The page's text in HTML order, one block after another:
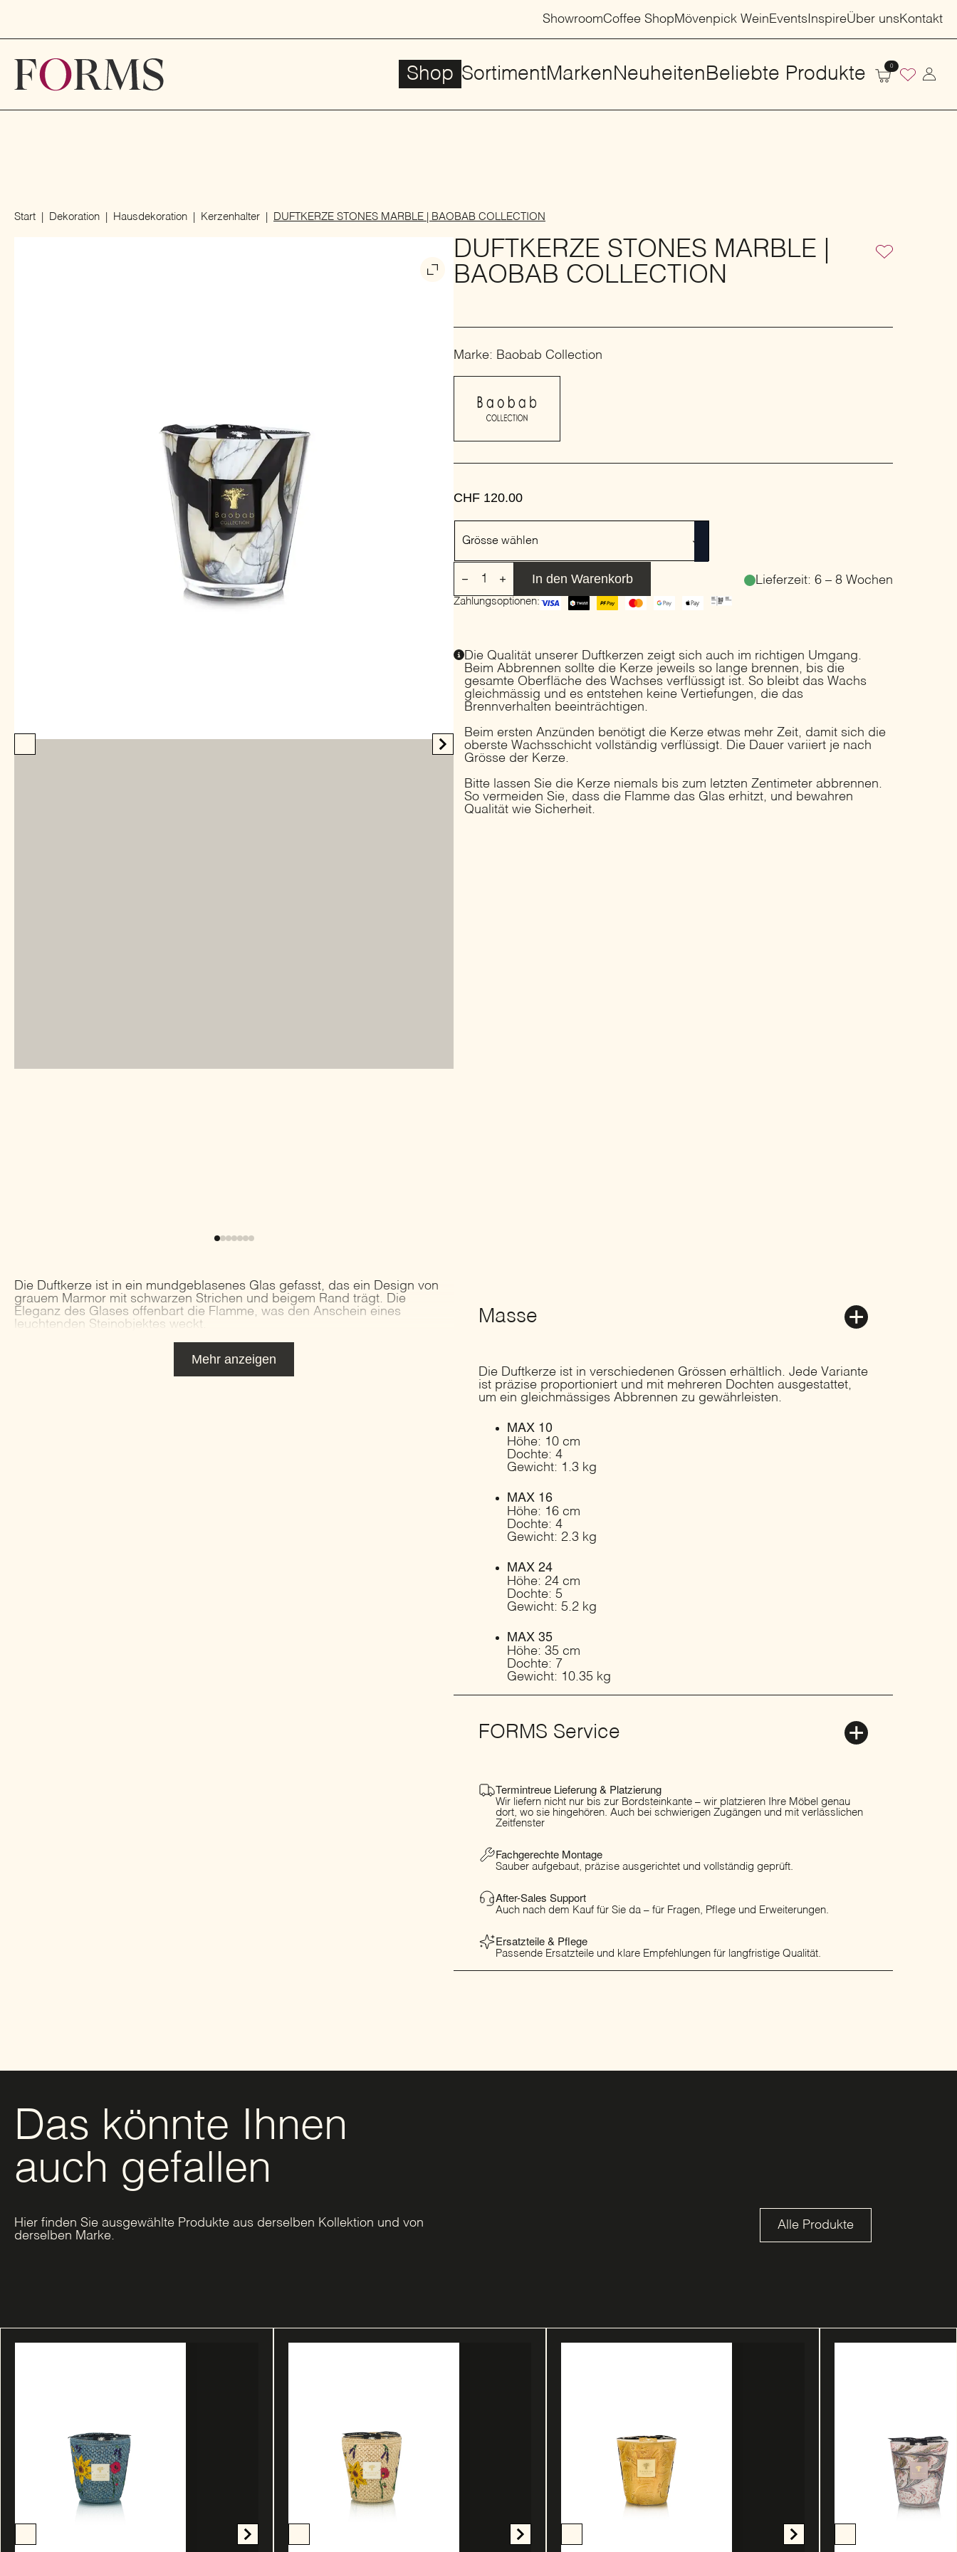
ShowroomCoffee ShopMövenpick WeinEvents InspireÜber unsKontakt
Shop SortimentMarken Neuheiten Beliebte Produkte 0
Start Dekoration Hausdekoration Kerzenhalter DUFTKERZE STONES MARBLE | BAOBAB COLLECTION
DUFTKERZE STONES MARBLE |
BAOBAB COLLECTION
Marke: Baobab Collection
CHF 120.00
Grösse
Grösse wählen
STONES
MARBLE
|
In den Warenkorb Lieferzeit: 6 – 8 Wochen
Zahlungsoptionen:
Die Qualität unserer Duftkerzen zeigt sich auch im richtigen Umgang.
Beim Abbrennen sollte die Kerze jeweils so lange brennen, bis die
gesamte Oberfläche des Wachses verflüssigt ist. So bleibt das Wachs
gleichmässig und es entstehen keine Vertiefungen, die das
Brennverhalten beeinträchtigen.
Beim ersten Anzünden benötigt die Kerze etwas mehr Zeit, damit sich die
oberste Wachsschicht vollständig verflüssigt. Die Dauer variiert je nach
Grösse der Kerze.
Bitte lassen Sie die Kerze niemals bis zum letzten Zentimeter abbrennen.
So vermeiden Sie, dass die Flamme das Glas erhitzt, und bewahren
Qualität wie Sicherheit.
Die Duftkerze ist in ein mundgeblasenes Glas gefasst, das ein Design von
grauem Marmor mit schwarzen Strichen und beigem Rand trägt. Die
Eleganz des Glases offenbart die Flamme, was den Anschein eines
leuchtenden Steinobjektes weckt.
Mehr anzeigen
Masse
Die Duftkerze ist in verschiedenen Grössen erhältlich. Jede Variante
ist präzise proportioniert und mit mehreren Dochten ausgestattet,
um ein gleichmässiges Abbrennen zu gewährleisten.
MAX 10
Höhe: 10 cm
Dochte: 4
Gewicht: 1.3 kg
MAX 16
Höhe: 16 cm
Dochte: 4
Gewicht: 2.3 kg
MAX 24
Höhe: 24 cm
Dochte: 5
Gewicht: 5.2 kg
MAX 35
Höhe: 35 cm
Dochte: 7
Gewicht: 10.35 kg
FORMS Service
Termintreue Lieferung & Platzierung
Wir liefern nicht nur bis zur Bordsteinkante – wir platzieren Ihre Möbel genau
dort, wo sie hingehören. Auch bei schwierigen Zugängen und mit verlässlichen
Zeitfenster
Fachgerechte Montage
Sauber aufgebaut, präzise ausgerichtet und vollständig geprüft.
After-Sales Support
Auch nach dem Kauf für Sie da – für Fragen, Pflege und Erweiterungen.
Ersatzteile & Pflege
Passende Ersatzteile und klare Empfehlungen für langfristige Qualität.
Das könnte Ihnen
auch gefallen
Hier finden Sie ausgewählte Produkte aus derselben Kollektion und von
derselben Marke.
Alle Produkte